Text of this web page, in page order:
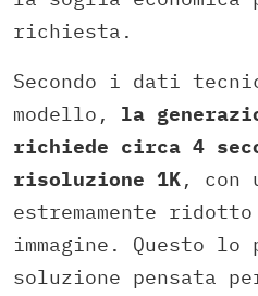
richiesta.
Secondo i dati
modello, la
richiede circa 4
risoluzione 1K, con
estremamente
immagine. Questo lo
soluzione pensata